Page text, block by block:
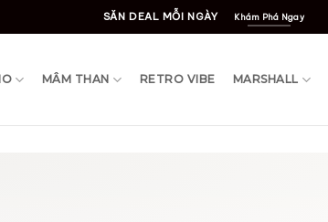
SĂN DEAL MỖI NGÀY Khám Phá Ngay
MÂM THAN RETRO VIBE MARSHALL